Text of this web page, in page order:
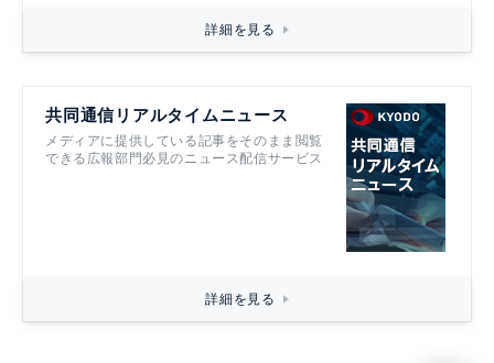
詳細を見る
共同通信リアルタイムニュース
メディアに提供している記事をそのまま閲覧
できる広報部門必見のニュース配信サービス
詳細を見る